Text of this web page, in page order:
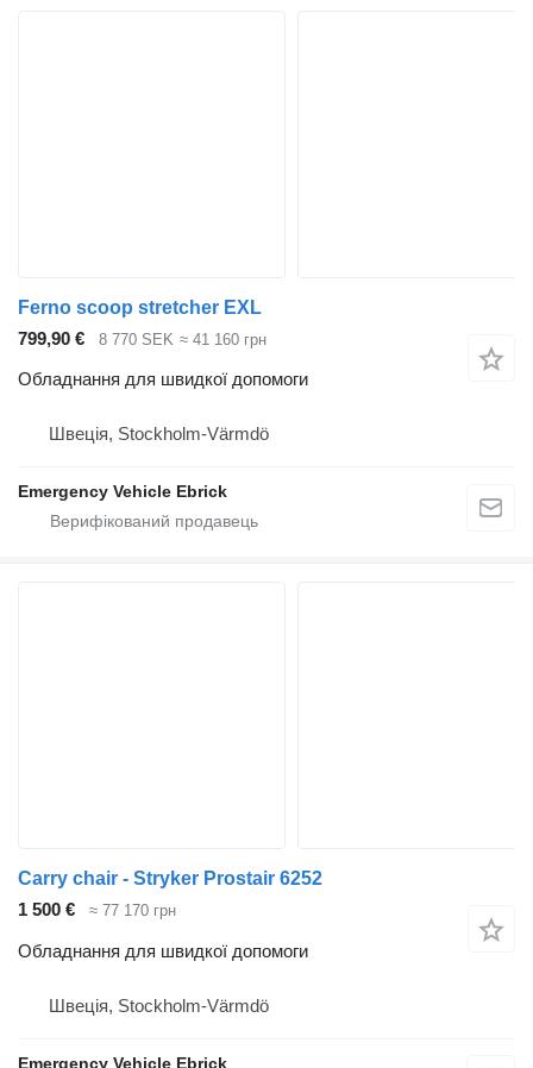
Ferno scoop stretcher EXL
799,90 €
8 770 SEK ≈ 41 160 грн
Обладнання для швидкої допомоги
Швеція, Stockholm-Värmdö
Emergency Vehicle Ebrick
Carry chair - Stryker Prostair 6252
1 500 €
≈ 77 170 грн
Обладнання для швидкої допомоги
Швеція, Stockholm-Värmdö
Emergency Vehicle Ebrick